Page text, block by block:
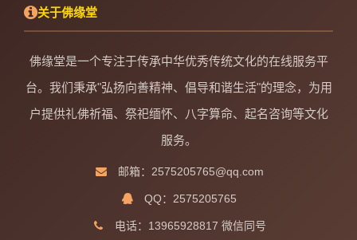
关于佛缘堂
佛缘堂是一个专注于传承中华优秀传统文化的在线服务平
台。我们秉承"弘扬向善精神、倡导和谐生活"的理念，为用
户提供礼佛祈福、祭祀缅怀、八字算命、起名咨询等文化
服务。
邮箱：2575205765@qq.com
QQ：2575205765
电话：13965928817 微信同号